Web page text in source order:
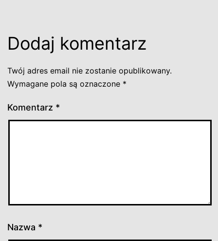
Dodaj komentarz
Twój adres email nie zostanie opublikowany.
Wymagane pola są oznaczone *
Komentarz *
Nazwa *